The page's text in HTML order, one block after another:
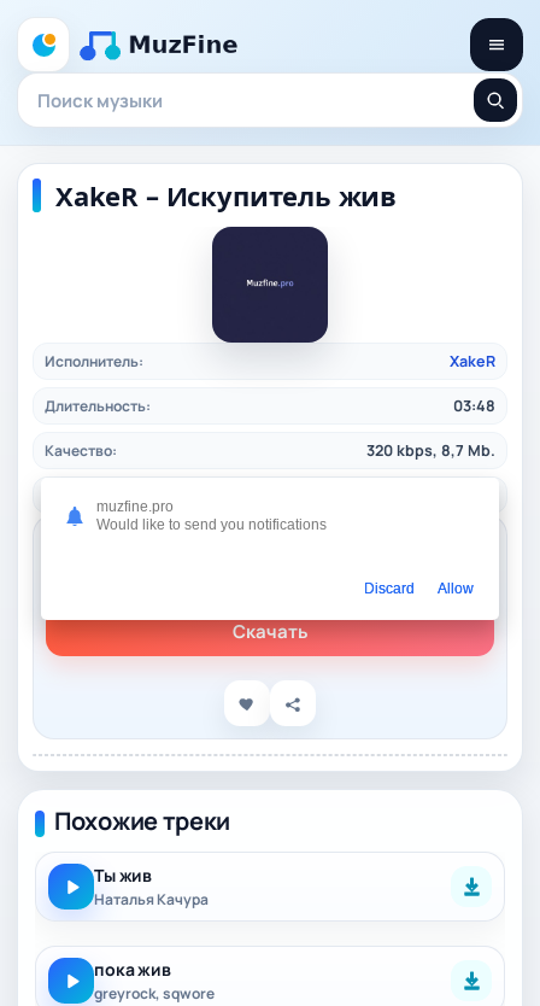
XakeR – Искупитель жив
Исполнитель: XakeR
Длительность: 03:48
Качество: 320 kbps, 8,7 Mb.
Скачать
Похожие треки
Ты жив
Наталья Качура
пока жив
greyrock, sqwore
muzfine.pro
Would like to send you notifications
Discard Allow